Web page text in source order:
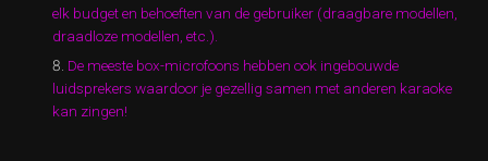
elk budget en behoeften van de gebruiker (draagbare modellen,
draadloze modellen, etc.).
De meeste box-microfoons hebben ook ingebouwde
luidsprekers waardoor je gezellig samen met anderen karaoke
kan zingen!